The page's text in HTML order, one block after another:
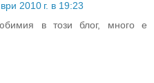
2010 г. в 19:23
в този блог, много е